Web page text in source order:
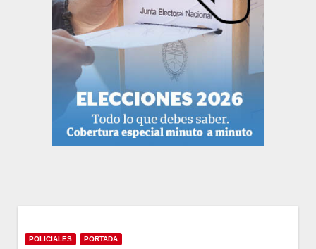
POLICIALES PORTADA